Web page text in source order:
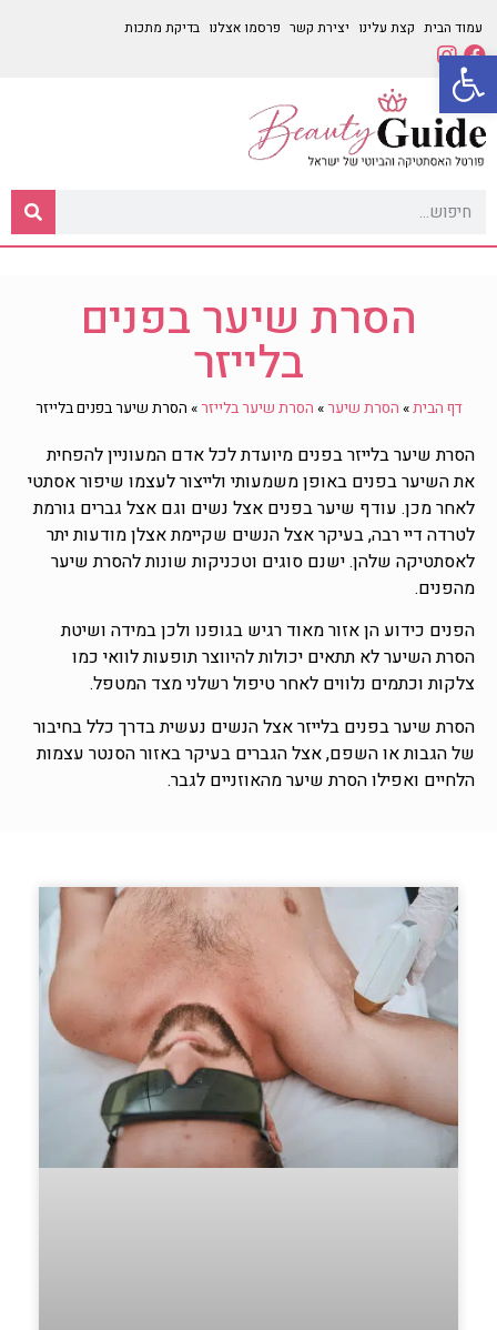
עמוד הבית קצת עלינו יצירת קשר פרסמו אצלנו בדיקת מתכות
הסרת שיער בפנים
בלייזר
דף הבית» הסרת שיער» הסרת שיער בלייזר» הסרת שיער בפנים בלייזר
הסרת שיער בלייזר בפנים מיועדת לכל אדם המעוניין להפחית
את השיער בפנים באופן משמעותי ולייצור לעצמו שיפור אסתטי
לאחר מכן. עודף שיער בפנים אצל נשים וגם אצל גברים גורמת
לטרדה דיי רבה, בעיקר אצל הנשים שקיימת אצלן מודעות יתר
לאסתטיקה שלהן. ישנם סוגים וטכניקות שונות להסרת שיער
מהפנים.
הפנים כידוע הן אזור מאוד רגיש בגופנו ולכן במידה ושיטת
הסרת השיער לא תתאים יכולות להיווצר תופעות לוואי כמו
צלקות וכתמים נלווים לאחר טיפול רשלני מצד המטפל.
הסרת שיער בפנים בלייזר אצל הנשים נעשית בדרך כלל בחיבור
של הגבות או השפם, אצל הגברים בעיקר באזור הסנטר עצמות
הלחיים ואפילו הסרת שיער מהאוזניים לגבר.
פתח סרגל נגישות